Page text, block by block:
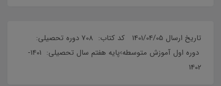
تاریخ ارسال 1401/04/05 کد کتاب: 708 دوره تحصیلی:
دوره اول آموزش متوسطه›پایه هفتم سال تحصیلی: 1401-
1402